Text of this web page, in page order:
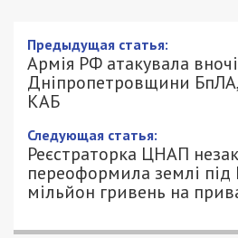
Армія РФ атакувала
районів
артилерією та КАБ
18/06/2026 - 8:55
ПЕТРО ЩУКІН -